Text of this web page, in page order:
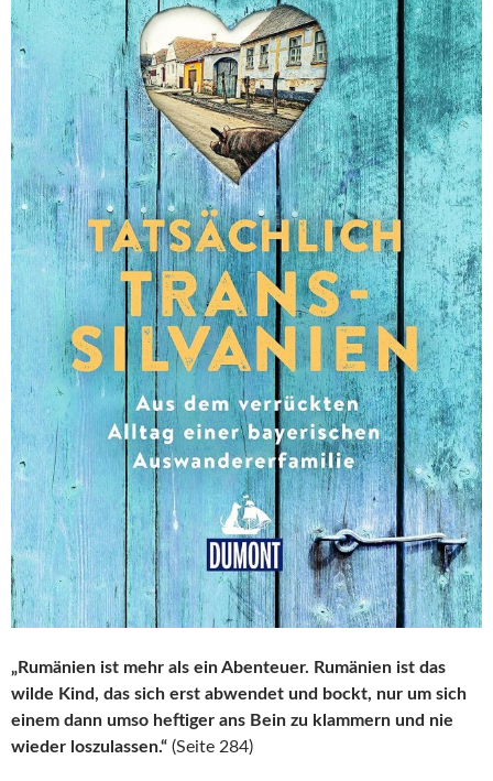
„Rumänien ist mehr als ein Abenteuer. Rumänien ist das
wilde Kind, das sich erst abwendet und bockt, nur um sich
einem dann umso heftiger ans Bein zu klammern und nie
wieder loszulassen.“ (Seite 284)